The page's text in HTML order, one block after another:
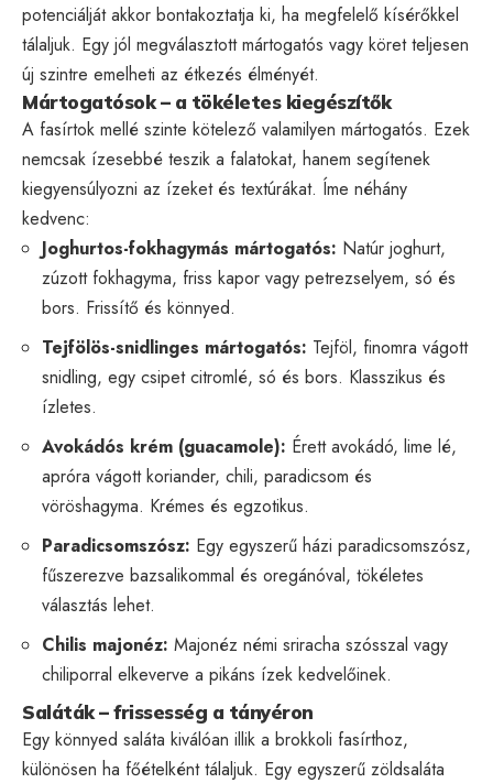
potenciálját akkor bontakoztatja ki, ha megfelelő kísérőkkel
tálaljuk. Egy jól megválasztott mártogatós vagy köret teljesen
új szintre emelheti az étkezés élményét.
Mártogatósok – a tökéletes kiegészítők
A fasírtok mellé szinte kötelező valamilyen mártogatós. Ezek
nemcsak ízesebbé teszik a falatokat, hanem segítenek
kiegyensúlyozni az ízeket és textúrákat. Íme néhány
kedvenc:
Joghurtos-fokhagymás mártogatós: Natúr joghurt,
zúzott fokhagyma, friss kapor vagy petrezselyem, só és
bors. Frissítő és könnyed.
Tejfölös-snidlinges mártogatós: Tejföl, finomra vágott
snidling, egy csipet citromlé, só és bors. Klasszikus és
ízletes.
Avokádós krém (guacamole): Érett avokádó, lime lé,
apróra vágott koriander, chili, paradicsom és
vöröshagyma. Krémes és egzotikus.
Paradicsomszósz: Egy egyszerű házi paradicsomszósz,
fűszerezve bazsalikommal és oregánóval, tökéletes
választás lehet.
Chilis majonéz: Majonéz némi sriracha szósszal vagy
chiliporral elkeverve a pikáns ízek kedvelőinek.
Saláták – frissesség a tányéron
Egy könnyed saláta kiválóan illik a brokkoli fasírthoz,
különösen ha főételként tálaljuk. Egy egyszerű zöldsaláta